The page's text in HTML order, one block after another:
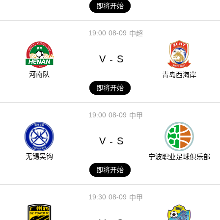
即将开始
08-09
19:00 中超
河南队
V - S
青岛西海岸
即将开始
08-09
19:00 中甲
无锡吴钩
V - S
宁波职业足球俱乐部
即将开始
08-09
19:30 中甲